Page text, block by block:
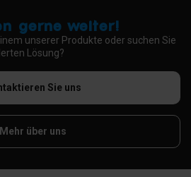
gerne weiter!
unserer Produkte oder suchen Sie
Lösung?
Sie uns
Mehr über uns